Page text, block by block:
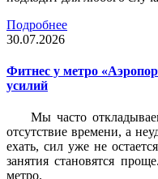
Подробнее
30.07.2026
Фитнес у метро
усилий
Мы часто
отсутствие времени, а
ехать, сил уже не
занятия становятся
метро.